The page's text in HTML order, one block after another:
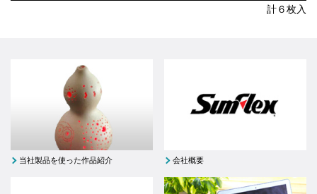
計６枚入
当社製品を使った作品紹介 会社概要